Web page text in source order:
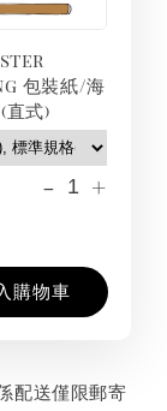
包裝紙/海
直式)
- +
購物車
配送僅限郵寄